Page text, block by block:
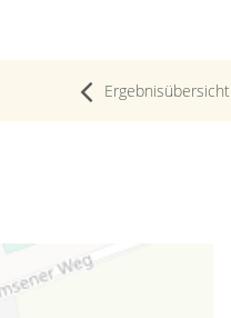
Ergebnisübersicht